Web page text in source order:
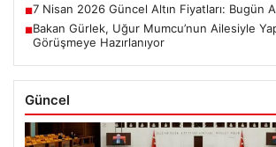
■7 Nisan 2026 Güncel Altın Fiyatları: Bugün
■Bakan Gürlek, Uğur Mumcu’nun Ailesiyle
Görüşmeye Hazırlanıyor
Güncel